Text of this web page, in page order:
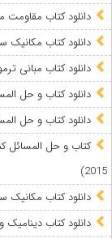
دانلود کتاب مقاومت مصالح
دانلود کتاب مکانیک
دانلود کتاب مبانی
دانلود کتاب و حل المسائل
دانلود کتاب و حل
2015)
دانلود کتاب مکانیک سیالات
دانلود کتاب دینامیک